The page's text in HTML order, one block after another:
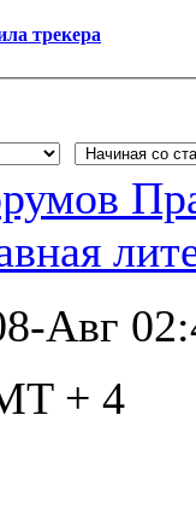
трекера
Авг
+ 4